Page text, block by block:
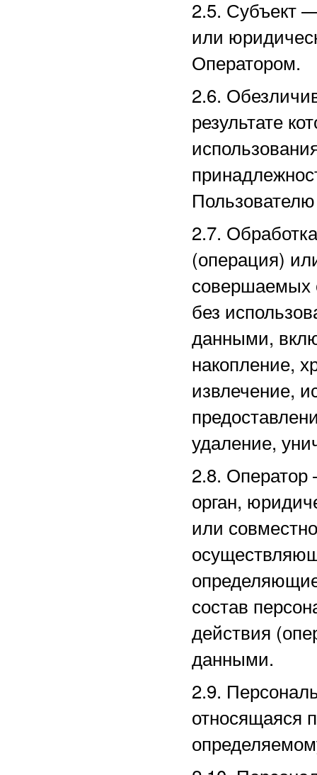
2.5. Субъект
или
Оператором.
2.6.
результате
2.7.
(операция)
совершаемых
без
данными,
накопление,
извлечение,
удаление,
2.8. Оператор
орган,
или
состав
действия
данными.
2.9.
относящаяся